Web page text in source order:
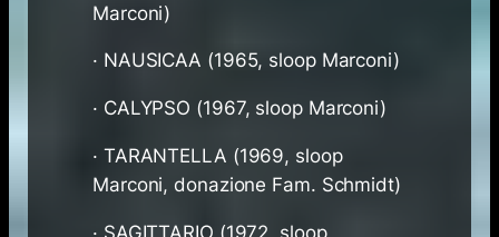
Marconi)
· NAUSICAA (1965, sloop Marconi)
· CALYPSO (1967, sloop Marconi)
· TARANTELLA (1969, sloop
Marconi, donazione Fam. Schmidt)
· SAGITTARIO (1972, sloop